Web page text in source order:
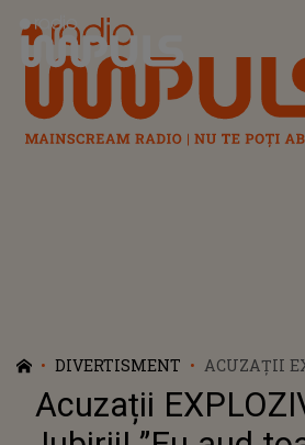
Radio Impuls
DIVERTISMENT
ACUZAȚII
IUBIRII!
TEORIILE
CERE
Acuzații